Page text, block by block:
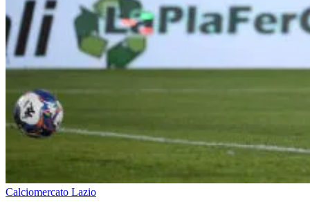
Calciomercato Lazio